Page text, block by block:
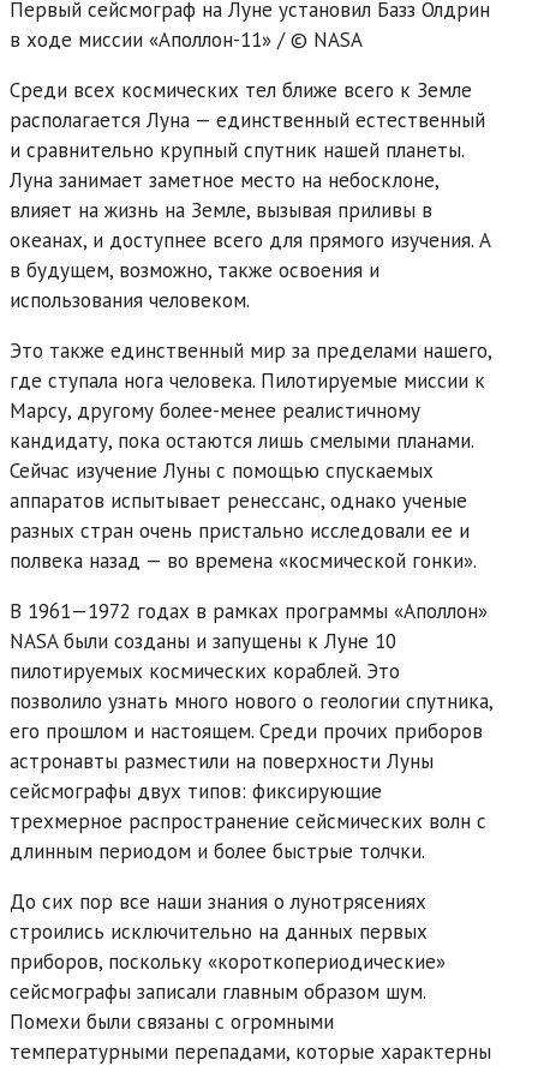
Первый сейсмограф на Луне установил Базз Олдрин
в ходе миссии «Аполлон-11» / © NASA
Среди всех космических тел ближе всего к Земле
располагается Луна — единственный естественный
и сравнительно крупный спутник нашей планеты.
Луна занимает заметное место на небосклоне,
влияет на жизнь на Земле, вызывая приливы в
океанах, и доступнее всего для прямого изучения. А
в будущем, возможно, также освоения и
использования человеком.
Это также единственный мир за пределами нашего,
где ступала нога человека. Пилотируемые миссии к
Марсу, другому более-менее реалистичному
кандидату, пока остаются лишь смелыми планами.
Сейчас изучение Луны с помощью спускаемых
аппаратов испытывает ренессанс, однако ученые
разных стран очень пристально исследовали ее и
полвека назад — во времена «космической гонки».
В 1961—1972 годах в рамках программы «Аполлон»
NASA были созданы и запущены к Луне 10
пилотируемых космических кораблей. Это
позволило узнать много нового о геологии спутника,
его прошлом и настоящем. Среди прочих приборов
астронавты разместили на поверхности Луны
сейсмографы двух типов: фиксирующие
трехмерное распространение сейсмических волн с
длинным периодом и более быстрые толчки.
До сих пор все наши знания о лунотрясениях
строились исключительно на данных первых
приборов, поскольку «короткопериодические»
сейсмографы записали главным образом шум.
Помехи были связаны с огромными
температурными перепадами, которые характерны